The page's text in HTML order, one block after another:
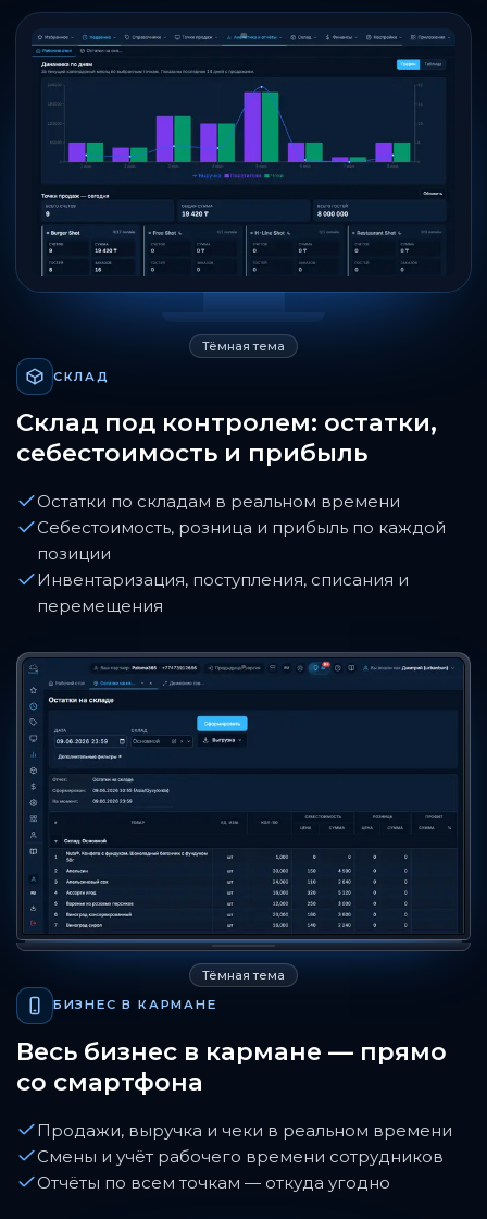
Тёмная тема
СКЛАД
Склад под контролем: остатки,
себестоимость и прибыль
Остатки по складам в реальном времени
Себестоимость, розница и прибыль по каждой
позиции
Инвентаризация, поступления, списания и
перемещения
Тёмная тема
БИЗНЕС В КАРМАНЕ
Весь бизнес в кармане — прямо
со смартфона
Продажи, выручка и чеки в реальном времени
Смены и учёт рабочего времени сотрудников
Отчёты по всем точкам — откуда угодно